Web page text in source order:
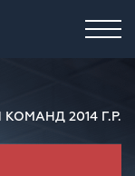
2014 Г.Р.